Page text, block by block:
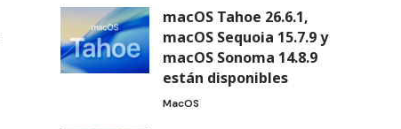
macOS Tahoe 26.6.1,
macOS Sequoia 15.7.9 y
macOS Sonoma 14.8.9
están disponibles
MacOS